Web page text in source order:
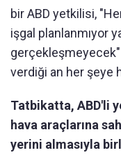
bir ABD yetkilisi,
işgal planlanmıyor
gerçekleşmeyecek"
verdiği an her şeye
Tatbikatta, ABD'li
hava araçlarına
yerini almasıyla